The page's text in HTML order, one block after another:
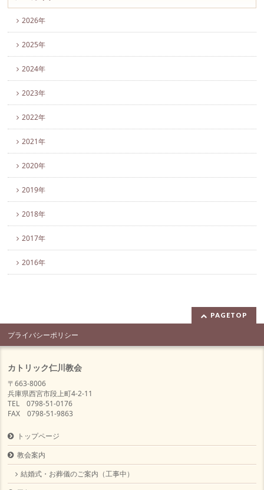
2026年
2025年
2024年
2023年
2022年
2021年
2020年
2019年
2018年
2017年
2016年
PAGETOP
プライバシーポリシー
カトリック仁川教会
〒663-8006
兵庫県西宮市段上町4-2-11
TEL 0798-51-0176
FAX 0798-51-9863
トップページ
教会案内
結婚式・お葬儀のご案内（工事中）